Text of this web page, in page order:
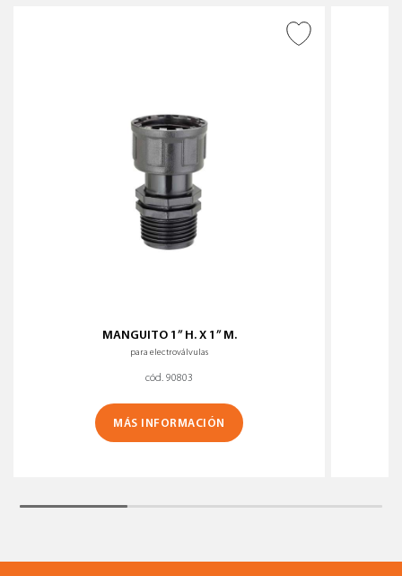
MANGUITO 1” H. X 1” M.
para electroválvulas
cód. 90803
MÁS INFORMACIÓN